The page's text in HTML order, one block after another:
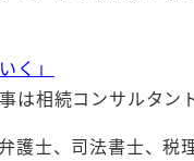
く」
は相続コンサルタン
護士、司法書士、税